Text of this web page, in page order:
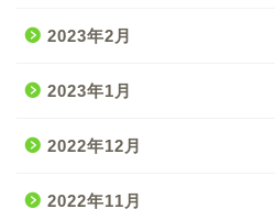
2023年2月
2023年1月
2022年12月
2022年11月